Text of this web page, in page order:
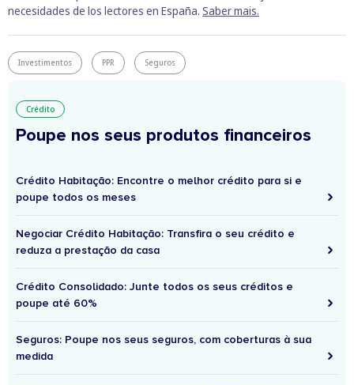
necesidades de los lectores en España. Saber mais.
Investimentos PPR Seguros
Crédito
Poupe nos seus produtos financeiros
Crédito Habitação: Encontre o melhor crédito para si e
poupe todos os meses
Negociar Crédito Habitação: Transfira o seu crédito e
reduza a prestação da casa
Crédito Consolidado: Junte todos os seus créditos e
poupe até 60%
Seguros: Poupe nos seus seguros, com coberturas à sua
medida